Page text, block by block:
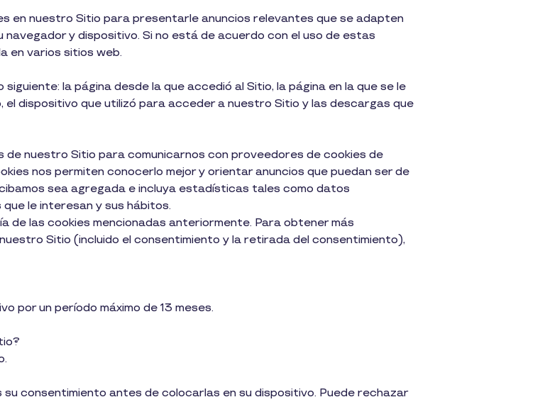
en nuestro Sitio para presentarle anuncios relevantes que se adapten
y dispositivo. Si no está de acuerdo con el uso de estas
en varios sitios web.
la página desde la que accedió al Sitio, la página en la que se le
dispositivo que utilizó para acceder a nuestro Sitio y las descargas que
de nuestro Sitio para comunicarnos con proveedores de cookies de
nos permiten conocerlo mejor y orientar anuncios que puedan ser de
sea agregada e incluya estadísticas tales como datos
le interesan y sus hábitos.
de las cookies mencionadas anteriormente. Para obtener más
Sitio (incluido el consentimiento y la retirada del consentimiento),
por un período máximo de 13 meses.
consentimiento antes de colocarlas en su dispositivo. Puede rechazar